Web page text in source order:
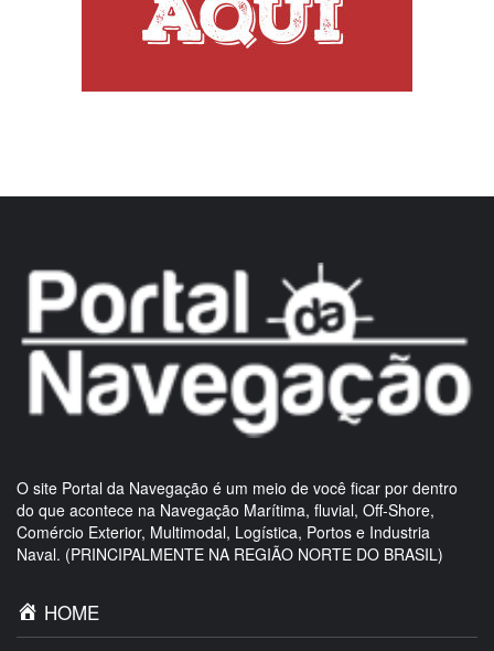
O site Portal da Navegação é um meio de você ficar por dentro
do que acontece na Navegação Marítima, fluvial, Off-Shore,
Comércio Exterior, Multimodal, Logística, Portos e Industria
Naval. (PRINCIPALMENTE NA REGIÃO NORTE DO BRASIL)
HOME